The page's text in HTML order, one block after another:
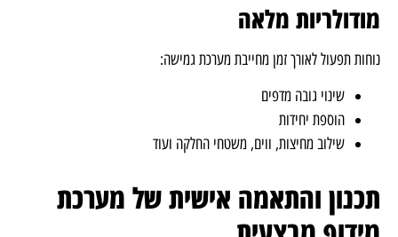
מודולריות מלאה
נוחות תפעול לאורך זמן מחייבת מערכת גמישה:
שינוי גובה מדפים
הוספת יחידות
שילוב מחיצות, ווים, משטחי החלקה ועוד
תכנון והתאמה אישית של מערכת